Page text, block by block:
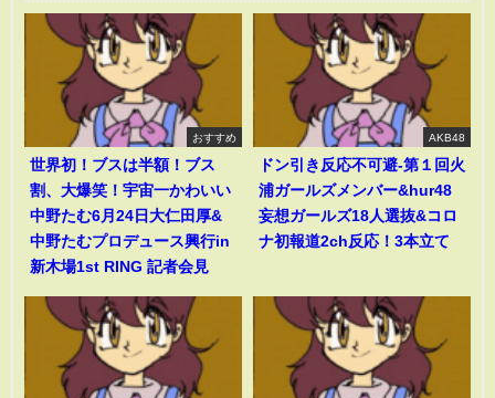
おすすめ
世界初！ブスは半額！ブス
割、大爆笑！宇宙一かわいい
中野たむ6月24日大仁田厚&
中野たむプロデュース興行in
新木場1st RING 記者会見
AKB48
ドン引き反応不可避-第１回火
浦ガールズメンバー&hur48
妄想ガールズ18人選抜&コロ
ナ初報道2ch反応！3本立て